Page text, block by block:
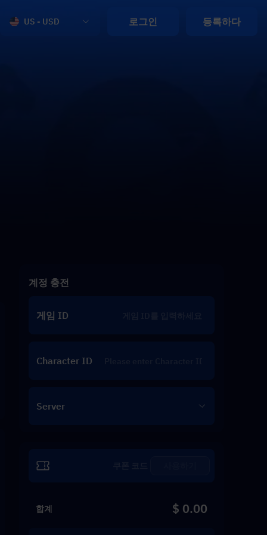
US - USD 로그인 등록하다
계정 충전
게임 ID
Character ID
Server
합계 $ 0.00